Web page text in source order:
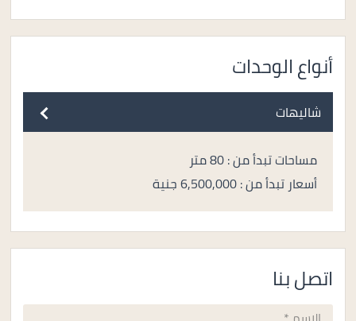
أنواع الوحدات
شاليهات
مساحات تبدأ من : 80 متر
أسعار تبدأ من : 6,500,000 جنية
اتصل بنا